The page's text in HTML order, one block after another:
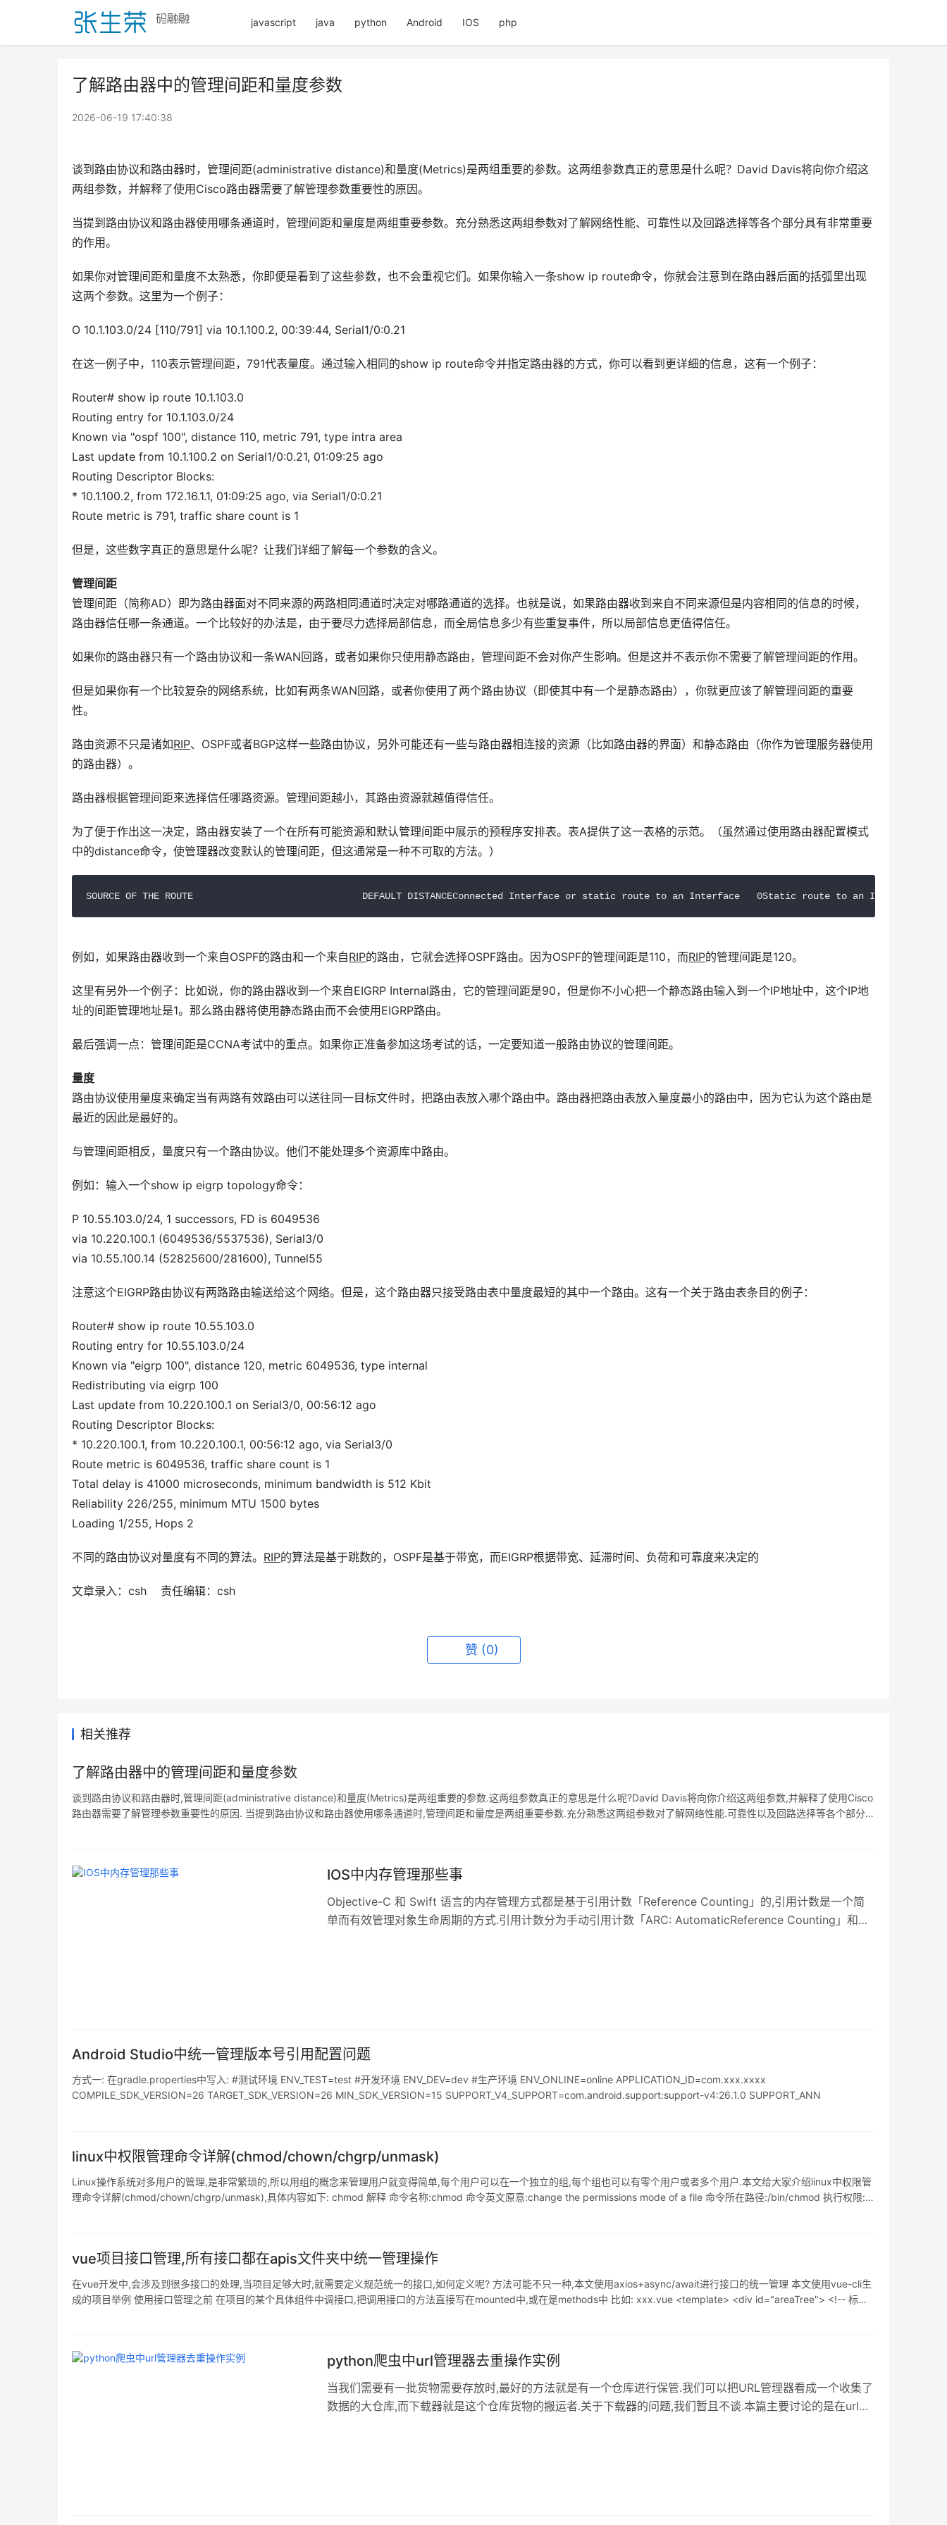
javascript java python Android IOS php
了解路由器中的管理间距和量度参数
2026-06-19 17:40:38
谈到路由协议和路由器时，管理间距(administrative distance)和量度(Metrics)是两组重要的参数。这两组参数真正的意思是什么呢？David Davis将向你介绍这
两组参数，并解释了使用Cisco路由器需要了解管理参数重要性的原因。
当提到路由协议和路由器使用哪条通道时，管理间距和量度是两组重要参数。充分熟悉这两组参数对了解网络性能、可靠性以及回路选择等各个部分具有非常重要
的作用。
如果你对管理间距和量度不太熟悉，你即便是看到了这些参数，也不会重视它们。如果你输入一条show ip route命令，你就会注意到在路由器后面的括弧里出现
这两个参数。这里为一个例子：
O 10.1.103.0/24 [110/791] via 10.1.100.2, 00:39:44, Serial1/0:0.21
在这一例子中，110表示管理间距，791代表量度。通过输入相同的show ip route命令并指定路由器的方式，你可以看到更详细的信息，这有一个例子：
Router# show ip route 10.1.103.0
Routing entry for 10.1.103.0/24
Known via "ospf 100", distance 110, metric 791, type intra area
Last update from 10.1.100.2 on Serial1/0:0.21, 01:09:25 ago
Routing Descriptor Blocks:
* 10.1.100.2, from 172.16.1.1, 01:09:25 ago, via Serial1/0:0.21
Route metric is 791, traffic share count is 1
但是，这些数字真正的意思是什么呢？让我们详细了解每一个参数的含义。
管理间距
管理间距（简称AD）即为路由器面对不同来源的两路相同通道时决定对哪路通道的选择。也就是说，如果路由器收到来自不同来源但是内容相同的信息的时候，
路由器信任哪一条通道。一个比较好的办法是，由于要尽力选择局部信息，而全局信息多少有些重复事件，所以局部信息更值得信任。
如果你的路由器只有一个路由协议和一条WAN回路，或者如果你只使用静态路由，管理间距不会对你产生影响。但是这并不表示你不需要了解管理间距的作用。
但是如果你有一个比较复杂的网络系统，比如有两条WAN回路，或者你使用了两个路由协议（即使其中有一个是静态路由），你就更应该了解管理间距的重要
性。
路由资源不只是诸如RIP、OSPF或者BGP这样一些路由协议，另外可能还有一些与路由器相连接的资源（比如路由器的界面）和静态路由（你作为管理服务器使用
的路由器）。
路由器根据管理间距来选择信任哪路资源。管理间距越小，其路由资源就越值得信任。
为了便于作出这一决定，路由器安装了一个在所有可能资源和默认管理间距中展示的预程序安排表。表A提供了这一表格的示范。（虽然通过使用路由器配置模式
中的distance命令，使管理器改变默认的管理间距，但这通常是一种不可取的方法。）
SOURCE OF THE ROUTE                              DEFAULT DISTANCEConnected Interface or static route to an Interface   0Static route to an IP
例如，如果路由器收到一个来自OSPF的路由和一个来自RIP的路由，它就会选择OSPF路由。因为OSPF的管理间距是110，而RIP的管理间距是120。
这里有另外一个例子：比如说，你的路由器收到一个来自EIGRP Internal路由，它的管理间距是90，但是你不小心把一个静态路由输入到一个IP地址中，这个IP地
址的间距管理地址是1。那么路由器将使用静态路由而不会使用EIGRP路由。
最后强调一点：管理间距是CCNA考试中的重点。如果你正准备参加这场考试的话，一定要知道一般路由协议的管理间距。
量度
路由协议使用量度来确定当有两路有效路由可以送往同一目标文件时，把路由表放入哪个路由中。路由器把路由表放入量度最小的路由中，因为它认为这个路由是
最近的因此是最好的。
与管理间距相反，量度只有一个路由协议。他们不能处理多个资源库中路由。
例如：输入一个show ip eigrp topology命令：
P 10.55.103.0/24, 1 successors, FD is 6049536
via 10.220.100.1 (6049536/5537536), Serial3/0
via 10.55.100.14 (52825600/281600), Tunnel55
注意这个EIGRP路由协议有两路路由输送给这个网络。但是，这个路由器只接受路由表中量度最短的其中一个路由。这有一个关于路由表条目的例子：
Router# show ip route 10.55.103.0
Routing entry for 10.55.103.0/24
Known via "eigrp 100", distance 120, metric 6049536, type internal
Redistributing via eigrp 100
Last update from 10.220.100.1 on Serial3/0, 00:56:12 ago
Routing Descriptor Blocks:
* 10.220.100.1, from 10.220.100.1, 00:56:12 ago, via Serial3/0
Route metric is 6049536, traffic share count is 1
Total delay is 41000 microseconds, minimum bandwidth is 512 Kbit
Reliability 226/255, minimum MTU 1500 bytes
Loading 1/255, Hops 2
不同的路由协议对量度有不同的算法。 RIP的算法是基于跳数的，OSPF是基于带宽，而EIGRP根据带宽、延滞时间、负荷和可靠度来决定的
文章录入：csh    责任编辑：csh
赞 (0)
相关推荐
了解路由器中的管理间距和量度参数
谈到路由协议和路由器时,管理间距(administrative distance)和量度(Metrics)是两组重要的参数.这两组参数真正的意思是什么呢?David Davis将向你介绍这两组参数,并解释了使用Cisco
路由器需要了解管理参数重要性的原因. 当提到路由协议和路由器使用哪条通道时,管理间距和量度是两组重要参数.充分熟悉这两组参数对了解网络性能.可靠性以及回路选择等各个部分具
IOS中内存管理那些事
Objective-C 和 Swift 语言的内存管理方式都是基于引用计数「Reference Counting」的,引用计数是一个简
单而有效管理对象生命周期的方式.引用计数分为手动引用计数「ARC: AutomaticReference Counting」和自
Android Studio中统一管理版本号引用配置问题
方式一: 在gradle.properties中写入: #测试环境 ENV_TEST=test #开发环境 ENV_DEV=dev #生产环境 ENV_ONLINE=online APPLICATION_ID=com.xxx.xxxx
COMPILE_SDK_VERSION=26 TARGET_SDK_VERSION=26 MIN_SDK_VERSION=15 SUPPORT_V4_SUPPORT=com.android.support:support-v4:26.1.0 SUPPORT_ANN
linux中权限管理命令详解(chmod/chown/chgrp/unmask)
Linux操作系统对多用户的管理,是非常繁琐的,所以用组的概念来管理用户就变得简单,每个用户可以在一个独立的组,每个组也可以有零个用户或者多个用户.本文给大家介绍linux中权限管
理命令详解(chmod/chown/chgrp/unmask),具体内容如下: chmod 解释 命令名称:chmod 命令英文原意:change the permissions mode of a file 命令所在路径:/bin/chmod 执行权限:所
vue项目接口管理,所有接口都在apis文件夹中统一管理操作
在vue开发中,会涉及到很多接口的处理,当项目足够大时,就需要定义规范统一的接口,如何定义呢? 方法可能不只一种,本文使用axios+async/await进行接口的统一管理 本文使用vue-cli生
成的项目举例 使用接口管理之前 在项目的某个具体组件中调接口,把调用接口的方法直接写在mounted中,或在是methods中 比如: xxx.vue <template> <div id="areaTree"> <!-- 标题 -
python爬虫中url管理器去重操作实例
当我们需要有一批货物需要存放时,最好的方法就是有一个仓库进行保管.我们可以把URL管理器看成一个收集了
数据的大仓库,而下载器就是这个仓库货物的搬运者.关于下载器的问题,我们暂且不谈.本篇主要讨论的是在url管